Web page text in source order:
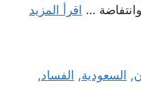
… اقرأ المزيد
, السعودية, الفساد,